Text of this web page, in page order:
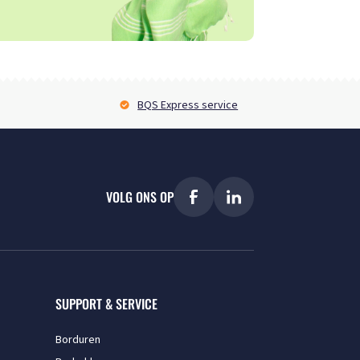
BQS Express service
VOLG ONS OP
SUPPORT & SERVICE
Borduren